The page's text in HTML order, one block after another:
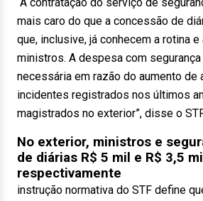
mais caro do que a concessão de
que, inclusive, já conhecem a rotina
ministros. A despesa com
necessária em razão do aumento de
incidentes registrados nos últimos
magistrados no exterior”, disse o
No exterior, ministros e
de diárias R$ 5 mil e R$ 3,5
respectivamente
instrução normativa do STF define